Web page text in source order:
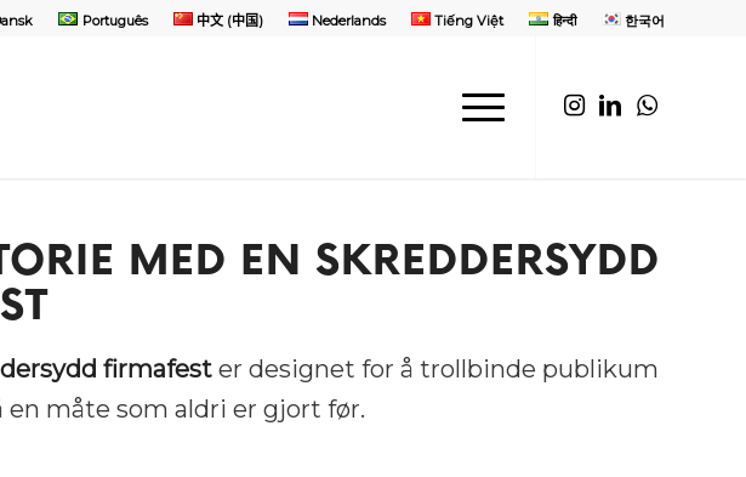
Português 中文 (中国) Nederlands Tiếng Việt हिन्दी 한국어
MED EN SKREDDERSYDD
firmafester designet for å trollbinde publikum
måte som aldri er gjort før.